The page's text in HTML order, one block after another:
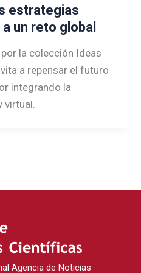
estrategias
un reto global
la colección Ideas
a repensar el futuro
integrando la
virtual.
Agencia de Noticias